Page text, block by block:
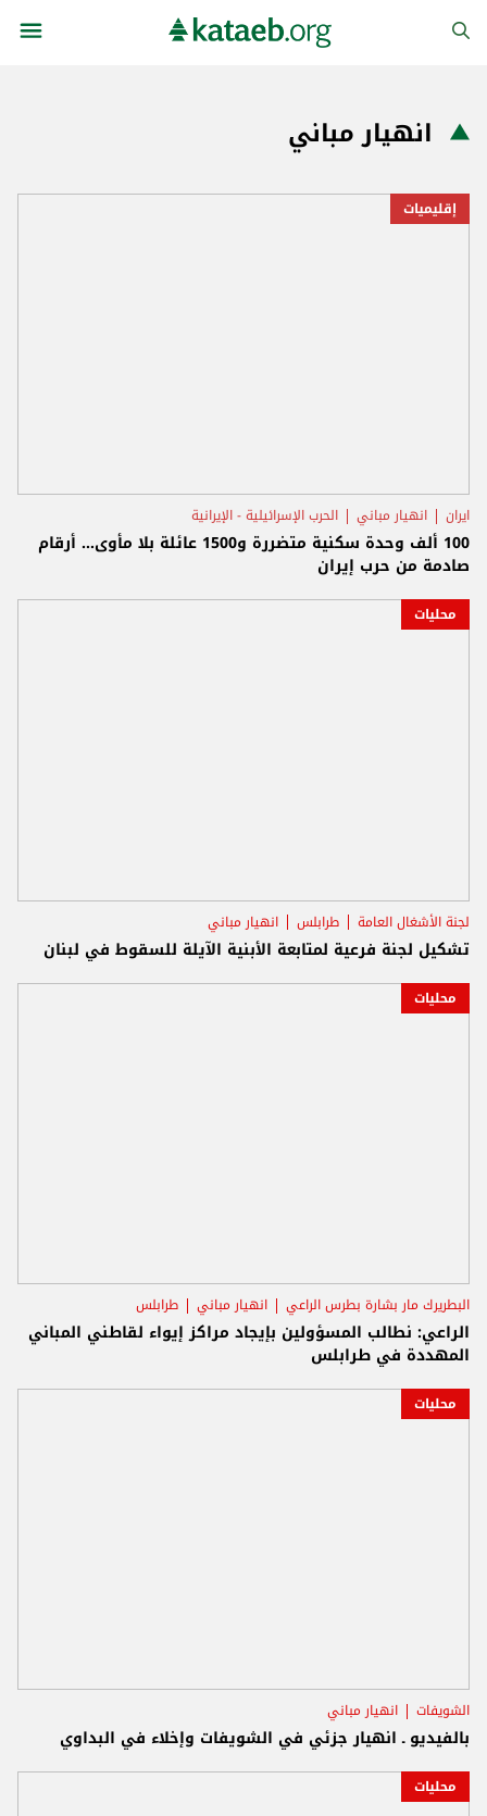
انهيار مباني
إقليميات
ايران انهيار مباني الحرب الإسرائيلية - الإيرانية
100 ألف وحدة سكنية متضررة و1500 عائلة بلا مأوى… أرقام
صادمة من حرب إيران
محليات
لجنة الأشغال العامة طرابلس انهيار مباني
تشكيل لجنة فرعية لمتابعة الأبنية الآيلة للسقوط في لبنان
محليات
البطريرك مار بشارة بطرس الراعي انهيار مباني طرابلس
الراعي: نطالب المسؤولين بإيجاد مراكز إيواء لقاطني المباني
المهددة في طرابلس
محليات
الشويفات انهيار مباني
بالفيديو ـ انهيار جزئي في الشويفات وإخلاء في البداوي
محليات